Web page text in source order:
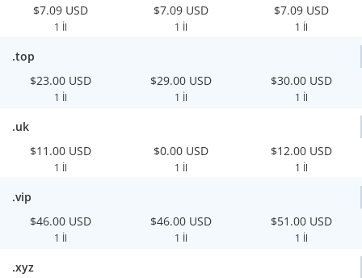
$7.09 USD
1 İl
$7.09 USD
1 İl
$7.09 USD
1 İl
.top
$23.00 USD
1 İl
$29.00 USD
1 İl
$30.00 USD
1 İl
.uk
$11.00 USD
1 İl
$0.00 USD
1 İl
$12.00 USD
1 İl
.vip
$46.00 USD
1 İl
$46.00 USD
1 İl
$51.00 USD
1 İl
.xyz